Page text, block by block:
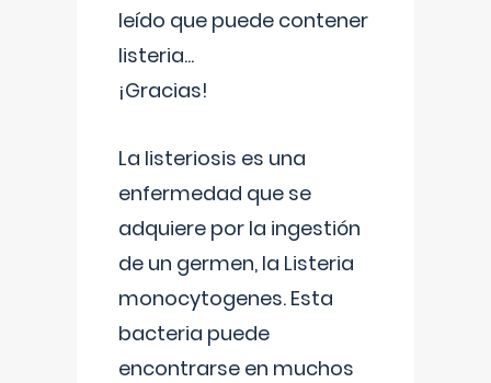
leído que puede contener
listeria...
¡Gracias!
La listeriosis es una
enfermedad que se
adquiere por la ingestión
de un germen, la Listeria
monocytogenes. Esta
bacteria puede
encontrarse en muchos